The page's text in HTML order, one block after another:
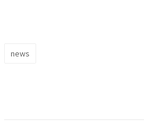
news